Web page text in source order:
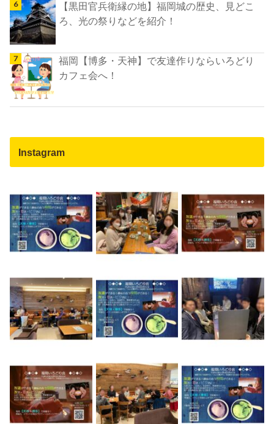
【黒田官兵衛縁の地】福岡城の歴史、見どこ
ろ、光の祭りなどを紹介！
福岡【博多・天神】で友達作りならいろどり
カフェ会へ！
Instagram